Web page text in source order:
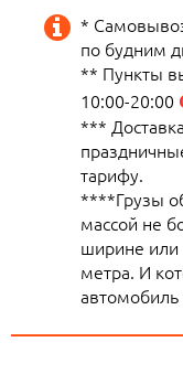
*
по будним
** Пункты
10:00-20:00
***
тарифу.
****Грузы
массой не
ширине
метра. И
автомобиль